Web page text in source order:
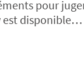
pour
est